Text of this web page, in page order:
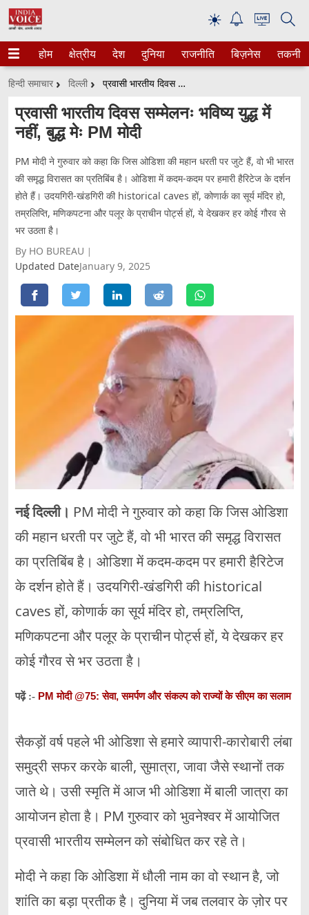
☀
होम क्षेत्रीय देश दुनिया राजनीति बिज़नेस तकनीक
हिन्दी समाचार दिल्ली प्रवासी भारतीय दिवस सम्मेलनः भविष्य युद्ध में नहीं, बुद्ध मेः PM मोदी
प्रवासी भारतीय दिवस सम्मेलनः भविष्य युद्ध में
नहीं, बुद्ध मेः PM मोदी
PM मोदी ने गुरुवार को कहा कि जिस ओडिशा की महान धरती पर जुटे हैं, वो भी भारत
की समृद्ध विरासत का प्रतिबिंब है। ओडिशा में कदम-कदम पर हमारी हैरिटेज के दर्शन
होते हैं। उदयगिरी-खंडगिरी की historical caves हों, कोणार्क का सूर्य मंदिर हो,
तम्रलिप्ति, मणिकपटना और पलूर के प्राचीन पोर्ट्स हों, ये देखकर हर कोई गौरव से
भर उठता है।
By HO BUREAU
Updated DateJanuary 9, 2025
नई दिल्ली। PM मोदी ने गुरुवार को कहा कि जिस ओडिशा
की महान धरती पर जुटे हैं, वो भी भारत की समृद्ध विरासत
का प्रतिबिंब है। ओडिशा में कदम-कदम पर हमारी हैरिटेज
के दर्शन होते हैं। उदयगिरी-खंडगिरी की historical
caves हों, कोणार्क का सूर्य मंदिर हो, तम्रलिप्ति,
मणिकपटना और पलूर के प्राचीन पोर्ट्स हों, ये देखकर हर
कोई गौरव से भर उठता है।
पढ़ें :- PM मोदी @75: सेवा, समर्पण और संकल्प को राज्यों के सीएम का सलाम
सैकड़ों वर्ष पहले भी ओडिशा से हमारे व्यापारी-कारोबारी लंबा
समुद्री सफर करके बाली, सुमात्रा, जावा जैसे स्थानों तक
जाते थे। उसी स्मृति में आज भी ओडिशा में बाली जात्रा का
आयोजन होता है। PM गुरुवार को भुवनेश्वर में आयोजित
प्रवासी भारतीय सम्मेलन को संबोधित कर रहे ते।
मोदी ने कहा कि ओडिशा में धौली नाम का वो स्थान है, जो
शांति का बड़ा प्रतीक है। दुनिया में जब तलवार के ज़ोर पर